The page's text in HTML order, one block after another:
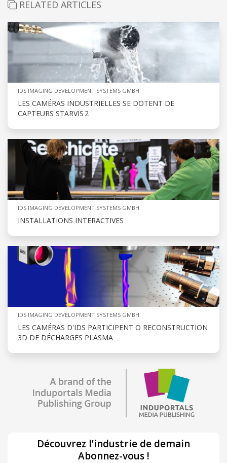
RELATED ARTICLES
IDS IMAGING DEVELOPMENT SYSTEMS GMBH
LES CAMÉRAS INDUSTRIELLES SE DOTENT DE
CAPTEURS STARVIS 2
IDS IMAGING DEVELOPMENT SYSTEMS GMBH
INSTALLATIONS INTERACTIVES
IDS IMAGING DEVELOPMENT SYSTEMS GMBH
LES CAMÉRAS D'IDS PARTICIPENT O RECONSTRUCTION
3D DE DÉCHARGES PLASMA
Découvrez l’industrie de demain
Abonnez-vous !